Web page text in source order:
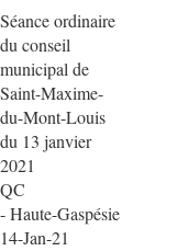
Séance ordinaire
du conseil
municipal de
Saint-Maxime-
du-Mont-Louis
du 13 janvier
2021
QC
- Haute-Gaspésie
14-Jan-21